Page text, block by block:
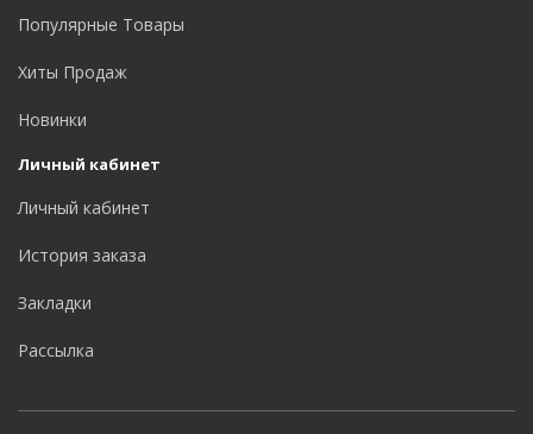
Популярные Товары
Хиты Продаж
Новинки
Личный кабинет
Личный кабинет
История заказа
Закладки
Рассылка